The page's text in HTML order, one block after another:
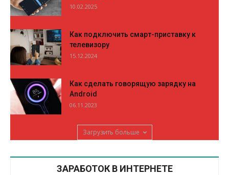
10.02.2025
Как подключить смарт-приставку к
телевизору
15.12.2024
Как сделать говорящую зарядку на
Android
06.11.2023
Загрузить больше
ЗАРАБОТОК В ИНТЕРНЕТЕ